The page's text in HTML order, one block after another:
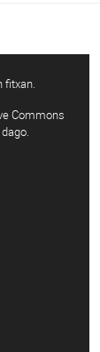
fitxan.
Commons